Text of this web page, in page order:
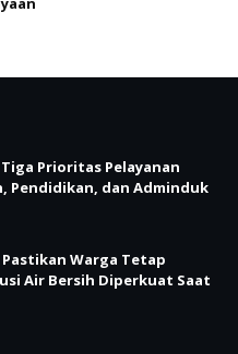
Prioritas Pelayanan
Pendidikan, dan Adminduk
Warga Tetap
Air Bersih Diperkuat Saat